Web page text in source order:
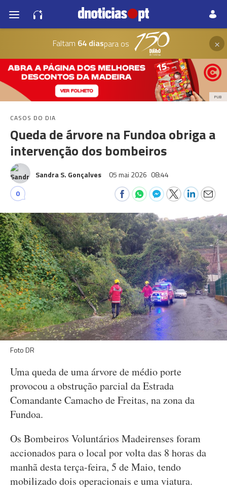
Faltam 64 diaspara os ×
PUB
CASOS DO DIA
Queda de árvore na Fundoa obriga a
intervenção dos bombeiros
Sandra S. Gonçalves 05 mai 2026 08:44
0
Foto DR
Uma queda de uma árvore de médio porte
provocou a obstrução parcial da Estrada
Comandante Camacho de Freitas, na zona da
Fundoa.
Os Bombeiros Voluntários Madeirenses foram
accionados para o local por volta das 8 horas da
manhã desta terça-feira, 5 de Maio, tendo
mobilizado dois operacionais e uma viatura.